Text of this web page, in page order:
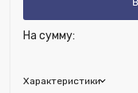
Характеристики
На сумму: